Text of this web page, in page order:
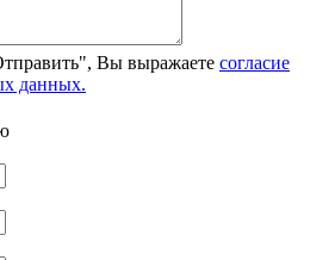
Вы выражаете согласие
данных.